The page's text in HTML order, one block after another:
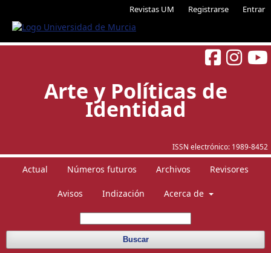
Revistas UM Registrarse Entrar
ISSN electrónico: 1989-8452
Arte y Políticas de
Identidad
Actual Números futuros Archivos Revisores
Avisos Indización Acerca de
Buscar